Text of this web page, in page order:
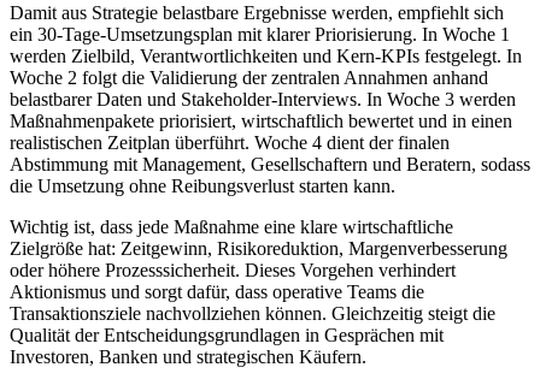
Damit aus Strategie belastbare Ergebnisse werden, empfiehlt sich
ein 30-Tage-Umsetzungsplan mit klarer Priorisierung. In Woche 1
werden Zielbild, Verantwortlichkeiten und Kern-KPIs festgelegt. In
Woche 2 folgt die Validierung der zentralen Annahmen anhand
belastbarer Daten und Stakeholder-Interviews. In Woche 3 werden
Maßnahmenpakete priorisiert, wirtschaftlich bewertet und in einen
realistischen Zeitplan überführt. Woche 4 dient der finalen
Abstimmung mit Management, Gesellschaftern und Beratern, sodass
die Umsetzung ohne Reibungsverlust starten kann.
Wichtig ist, dass jede Maßnahme eine klare wirtschaftliche
Zielgröße hat: Zeitgewinn, Risikoreduktion, Margenverbesserung
oder höhere Prozesssicherheit. Dieses Vorgehen verhindert
Aktionismus und sorgt dafür, dass operative Teams die
Transaktionsziele nachvollziehen können. Gleichzeitig steigt die
Qualität der Entscheidungsgrundlagen in Gesprächen mit
Investoren, Banken und strategischen Käufern.